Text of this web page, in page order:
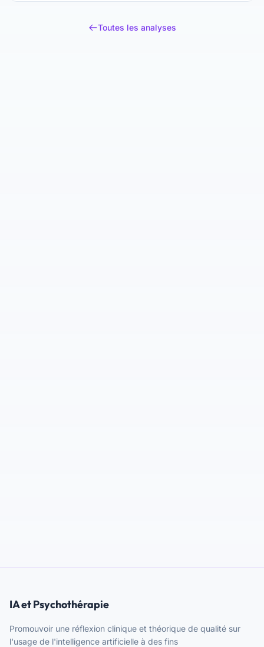
Toutes les analyses
IA et Psychothérapie
Promouvoir une réflexion clinique et théorique de qualité sur
l'usage de l'intelligence artificielle à des fins